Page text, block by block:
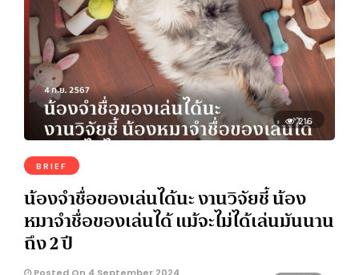
216
BRIEF
น้องจำชื่อของเล่นได้นะ งานวิจัยชี้ น้อง
หมาจำชื่อของเล่นได้ แม้จะไม่ได้เล่นมันนาน
ถึง 2 ปี
Posted On 4 September 2024